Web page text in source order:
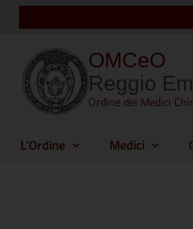
OMCeO
Reggio
Ordine dei Medici
L’Ordine Medici